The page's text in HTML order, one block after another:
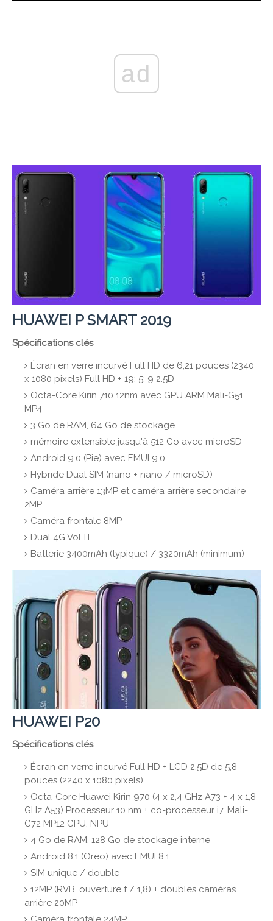
ad
HUAWEI P SMART 2019
Spécifications clés
Écran en verre incurvé Full HD de 6,21 pouces (2340
x 1080 pixels) Full HD + 19: 5: 9 2.5D
Octa-Core Kirin 710 12nm avec GPU ARM Mali-G51
MP4
3 Go de RAM, 64 Go de stockage
mémoire extensible jusqu'à 512 Go avec microSD
Android 9.0 (Pie) avec EMUI 9.0
Hybride Dual SIM (nano + nano / microSD)
Caméra arrière 13MP et caméra arrière secondaire
2MP
Caméra frontale 8MP
Dual 4G VoLTE
Batterie 3400mAh (typique) / 3320mAh (minimum)
HUAWEI P20
Spécifications clés
Écran en verre incurvé Full HD + LCD 2,5D de 5,8
pouces (2240 ​​x 1080 pixels)
Octa-Core Huawei Kirin 970 (4 x 2,4 GHz A73 + 4 x 1,8
GHz A53) Processeur 10 nm + co-processeur i7, Mali-
G72 MP12 GPU, NPU
4 Go de RAM, 128 Go de stockage interne
Android 8.1 (Oreo) avec EMUI 8.1
SIM unique / double
12MP (RVB, ouverture f / 1,8) + doubles caméras
arrière 20MP